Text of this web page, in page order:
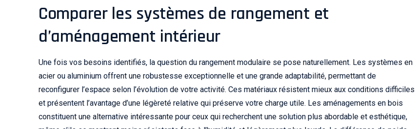
Comparer les systèmes de rangement et
d’aménagement intérieur
Une fois vos besoins identifiés, la question du rangement modulaire se pose naturellement. Les systèmes en
acier ou aluminium offrent une robustesse exceptionnelle et une grande adaptabilité, permettant de
reconfigurer l’espace selon l’évolution de votre activité. Ces matériaux résistent mieux aux conditions difficiles
et présentent l’avantage d’une légèreté relative qui préserve votre charge utile. Les aménagements en bois
constituent une alternative intéressante pour ceux qui recherchent une solution plus abordable et esthétique,